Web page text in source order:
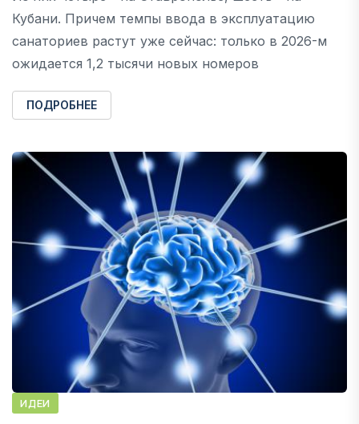
Кубани. Причем темпы ввода в эксплуатацию
санаториев растут уже сейчас: только в 2026-м
ожидается 1,2 тысячи новых номеров
ПОДРОБНЕЕ
ИДЕИ